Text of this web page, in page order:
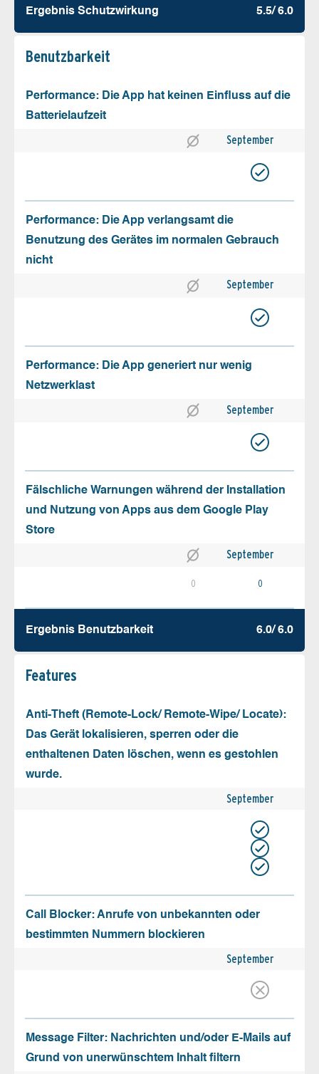
Ergebnis Schutz­wirkung 5.5/ 6.0
Benutz­barkeit
Performance: Die App hat keinen Einfluss auf die
Batterielaufzeit
September
Performance: Die App verlangsamt die
Benutzung des Gerätes im normalen Gebrauch
nicht
September
Performance: Die App generiert nur wenig
Netzwerklast
September
Fälschliche Warnungen während der Installation
und Nutzung von Apps aus dem Google Play
Store
September
0 0
Ergebnis Benutz­barkeit 6.0/ 6.0
Features
Anti-Theft (Remote-Lock/ Remote-Wipe/ Locate):
Das Gerät lokalisieren, sperren oder die
enthaltenen Daten löschen, wenn es gestohlen
wurde.
September
Call Blocker: Anrufe von unbekannten oder
bestimmten Nummern blockieren
September
Message Filter: Nachrichten und/oder E-Mails auf
Grund von unerwünschtem Inhalt filtern